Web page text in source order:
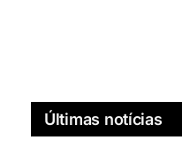
Últimas notícias